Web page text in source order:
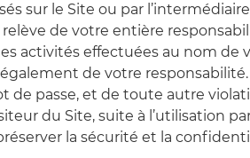
sur le Site ou par
de votre entière
activités effectuées au nom
de votre
passe, et de toute autre
du Site, suite à l’utilisation
la sécurité et la